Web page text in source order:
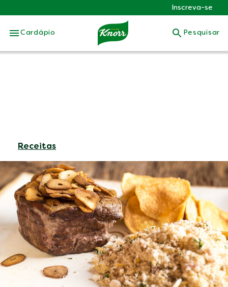
Skip to:
Inscreva-se
Cardápio Pesquisar
Receitas